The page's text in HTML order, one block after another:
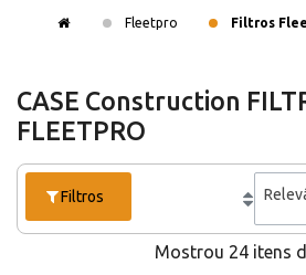
Fleetpro Filtros
CASE Construction
FLEETPRO
Filtros
Mostrou 24 itens